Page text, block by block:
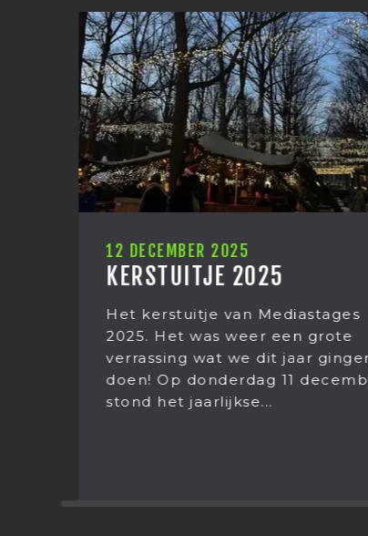
12 DECEMBER 2025
KERSTUITJE 2025
Het kerstuitje van Mediastages
2025. Het was weer een grote
verrassing wat we dit jaar gingen
doen! Op donderdag 11 december
stond het jaarlijkse...